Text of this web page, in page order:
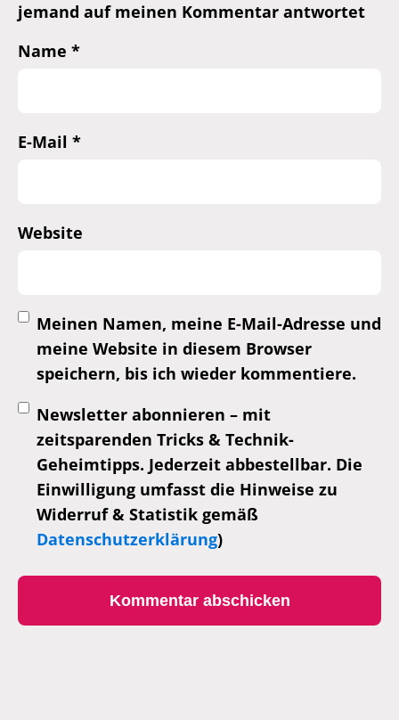
jemand auf meinen Kommentar antwortet
Name *
E-Mail *
Website
Meinen Namen, meine E-Mail-Adresse und
meine Website in diesem Browser
speichern, bis ich wieder kommentiere.
Newsletter abonnieren – mit
zeitsparenden Tricks & Technik-
Geheimtipps. Jederzeit abbestellbar. Die
Einwilligung umfasst die Hinweise zu
Widerruf & Statistik gemäß
Datenschutzerklärung)